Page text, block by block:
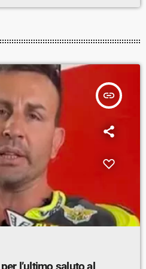
insert_link